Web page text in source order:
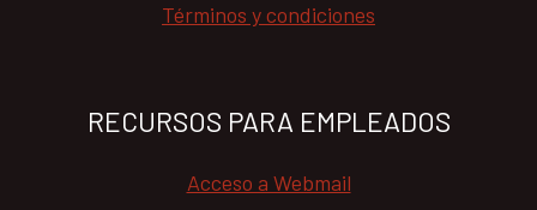
Términos y condiciones
RECURSOS PARA EMPLEADOS
Acceso a Webmail